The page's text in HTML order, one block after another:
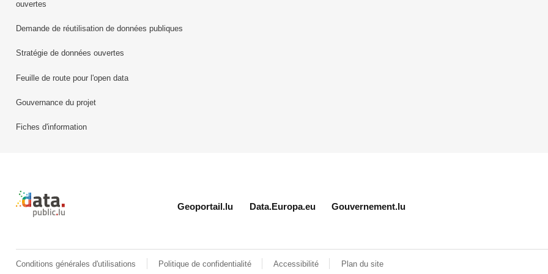
ouvertes
Demande de réutilisation de données publiques
Stratégie de données ouvertes
Feuille de route pour l'open data
Gouvernance du projet
Fiches d'information
Retour à l'accueil de data.public.lu
Geoportail.lu Data.Europa.eu Gouvernement.lu
Conditions générales d'utilisations Politique de confidentialité Accessibilité Plan du site